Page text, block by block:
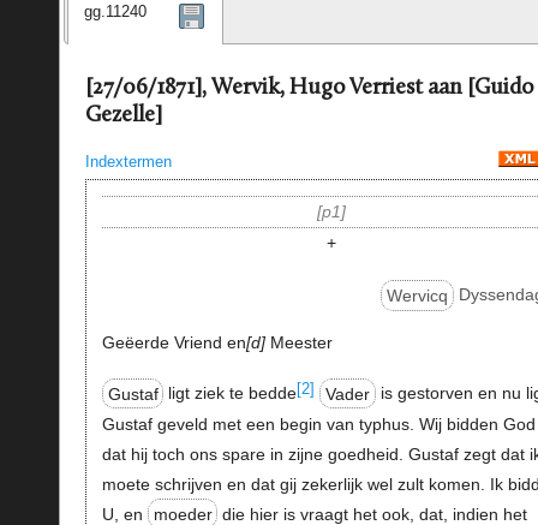
gg.11240
[27/06/1871], Wervik, Hugo Verriest aan [Guido
Gezelle]
Indextermen
p1
+
Wervicq
Geëerde Vriend en d Meester
Gustaf ligt ziek te bedde[2] Vader
is gestorven en nu
Gustaf geveld met een begin van typhus. Wij bidden God
dat hij toch ons spare in zijne goedheid. Gustaf zegt dat
moete schrijven en dat gij zekerlijk wel zult komen. Ik
U, en
moeder die hier is vraagt het ook, dat, indien het